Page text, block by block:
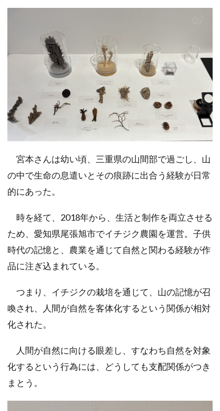
宮本さんは幼い頃、三重県の山間部で過ごし、山
の中で生命の息遣いとその痕跡に出合う経験が日常
的にあった。
時を経て、2018年から、生活と制作を両立させる
ため、愛知県尾張旭市でイチジク農園を運営。子供
時代の記憶と、農業を通じて自然と関わる経験が作
品に注ぎ込まれている。
つまり、イチジクの栽培を通じて、山の記憶が召
喚され、人間が自然を客体化するという関係が相対
化された。
人間が自然に向ける眼差し、すなわち自然を対象
化するという行為には、どうしても支配関係がつき
まとう。